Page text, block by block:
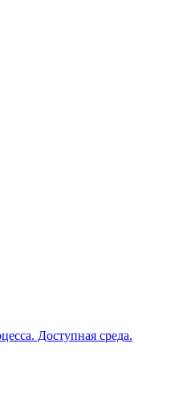
Доступная среда.